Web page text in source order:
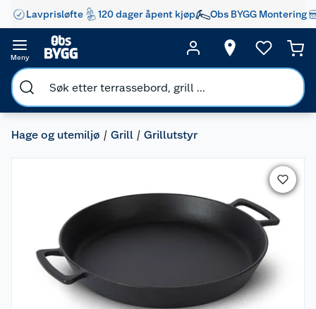
Lavprisløfte 120 dager åpent kjøp Obs BYGG Montering
Meny
Hage og utemiljø Grill Grillutstyr